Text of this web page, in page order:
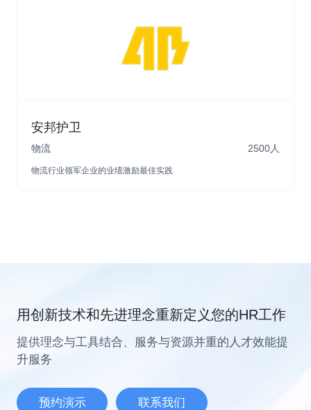
安邦护卫
物流 2500人
物流行业领军企业的业绩激励最佳实践
用创新技术和先进理念重新定义您的HR工作
提供理念与工具结合、服务与资源并重的人才效能提
升服务
预约演示 联系我们